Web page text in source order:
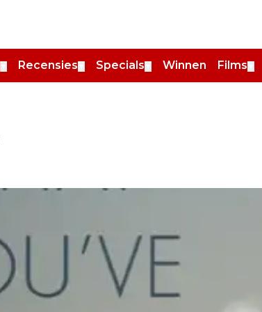
Recensies Specials Winnen Films